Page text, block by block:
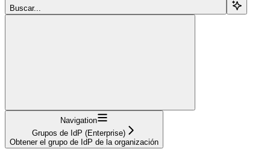
Buscar...
Navigation
Grupos de IdP (Enterprise)
Obtener el grupo de IdP de la organización